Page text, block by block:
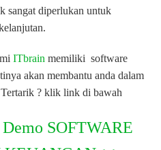
sangat diperlukan untuk
ITbrain memiliki software
akan membantu anda dalam
? klik link di bawah
SOFTWARE